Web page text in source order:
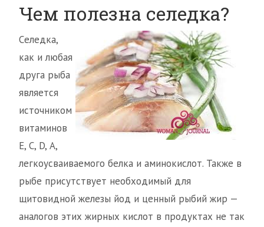
Чем полезна селедка?
Селедка,
как и любая
друга рыба
является
источником
витаминов
Е, С, D, А,
легкоусваиваемого белка и аминокислот. Также в
рыбе присутствует необходимый для
щитовидной железы йод и ценный рыбий жир —
аналогов этих жирных кислот в продуктах не так